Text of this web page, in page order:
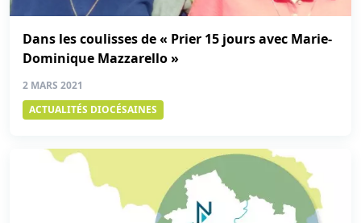
Dans les coulisses de « Prier 15 jours avec Marie-
Dominique Mazzarello »
2 MARS 2021
ACTUALITÉS DIOCÉSAINES